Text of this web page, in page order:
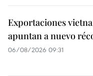
Exportaciones
apuntan a nuevo
06/08/2026 09:31